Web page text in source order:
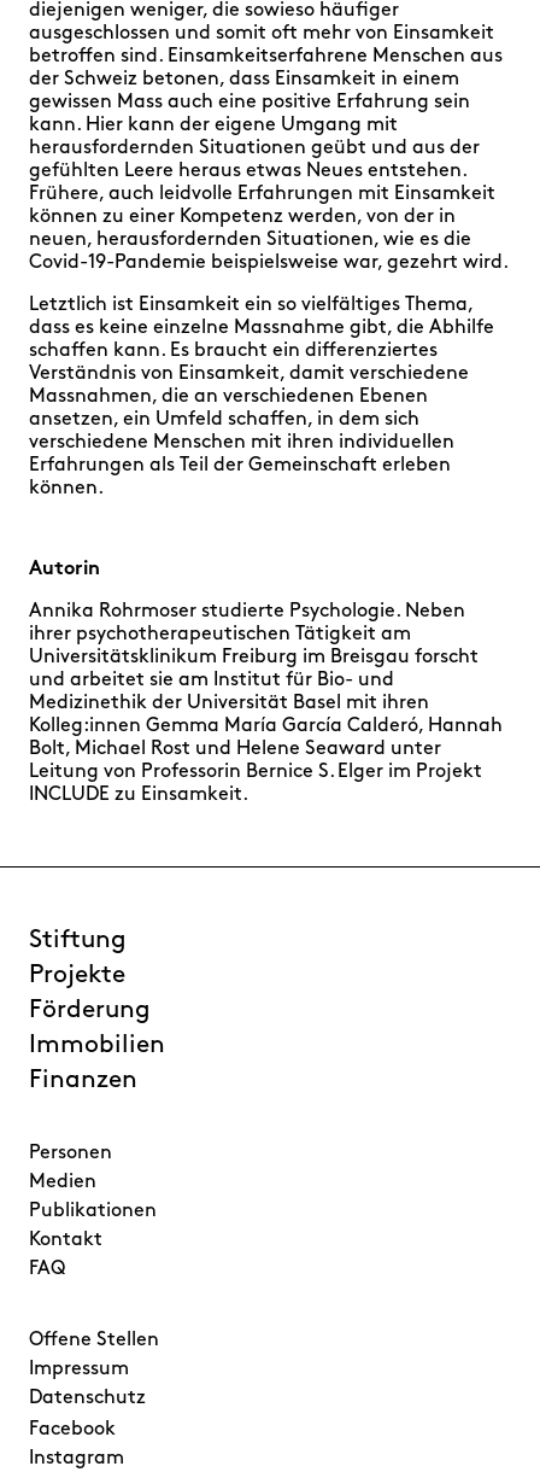
diejenigen weniger, die sowieso häufiger
ausgeschlossen und somit oft mehr von Einsamkeit
betroffen sind. Einsamkeitserfahrene Menschen aus
der Schweiz betonen, dass Einsamkeit in einem
gewissen Mass auch eine positive Erfahrung sein
kann. Hier kann der eigene Umgang mit
herausfordernden Situationen geübt und aus der
gefühlten Leere heraus etwas Neues entstehen.
Frühere, auch leidvolle Erfahrungen mit Einsamkeit
können zu einer Kompetenz werden, von der in
neuen, herausfordernden Situationen, wie es die
Covid-19-Pandemie beispielsweise war, gezehrt wird.
Letztlich ist Einsamkeit ein so vielfältiges Thema,
dass es keine einzelne Massnahme gibt, die Abhilfe
schaffen kann. Es braucht ein differenziertes
Verständnis von Einsamkeit, damit verschiedene
Massnahmen, die an verschiedenen Ebenen
ansetzen, ein Umfeld schaffen, in dem sich
verschiedene Menschen mit ihren individuellen
Erfahrungen als Teil der Gemeinschaft erleben
können.
Autorin
Annika Rohrmoser studierte Psychologie. Neben
ihrer psychotherapeutischen Tätigkeit am
Universitätsklinikum Freiburg im Breisgau forscht
und arbeitet sie am Institut für Bio- und
Medizinethik der Universität Basel mit ihren
Kolleg:innen Gemma María García Calderó, Hannah
Bolt, Michael Rost und Helene Seaward unter
Leitung von Professorin Bernice S. Elger im Projekt
INCLUDE zu Einsamkeit.
Stiftung
Projekte
Förderung
Immobilien
Finanzen
Personen
Medien
Publikationen
Kontakt
FAQ
Offene Stellen
Impressum
Datenschutz
Facebook
Instagram